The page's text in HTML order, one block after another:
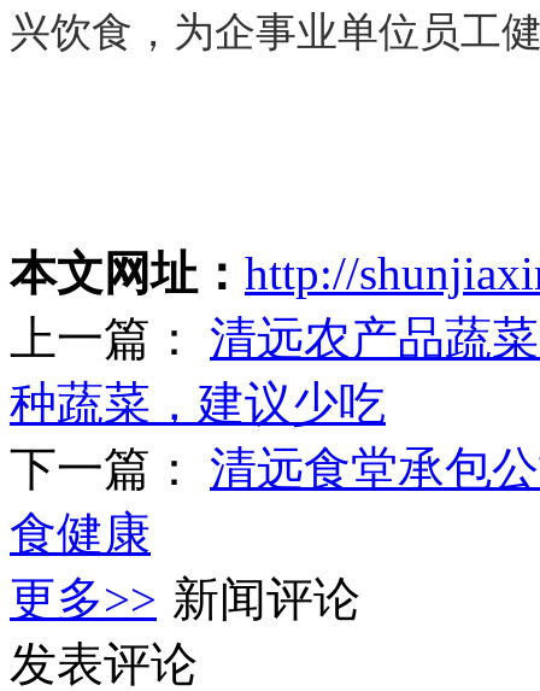
兴饮食，为企事业单位员工
本文网址： http://
上一篇： 清远农产品蔬
种蔬菜，建议少吃
下一篇： 清远食堂承包
食健康
更多>> 新闻评论
发表评论